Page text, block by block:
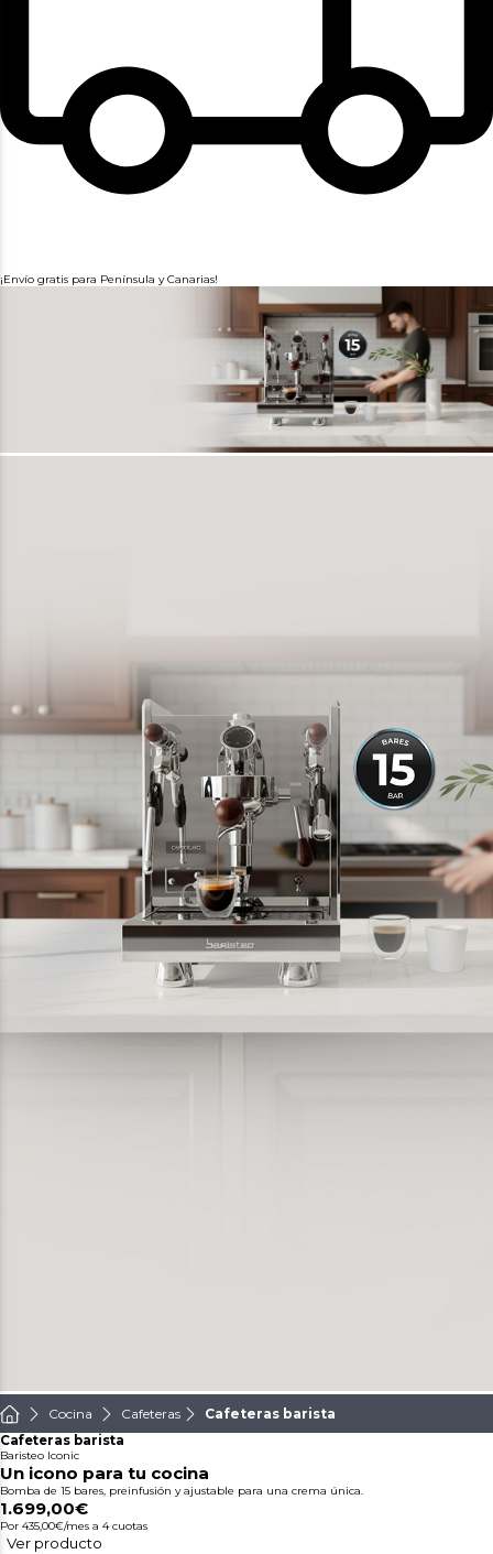
¡Envío gratis para Península y Canarias!
Cocina Cafeteras Cafeteras barista
Cafeteras barista
Baristeo Iconic
Un icono para tu cocina
Bomba de 15 bares, preinfusión y ajustable para una crema única.
1.699,00€
Por 435,00€/mes a 4 cuotas
Ver producto